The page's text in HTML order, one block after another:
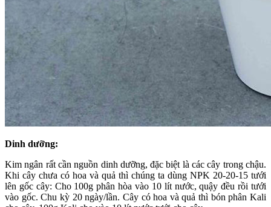
Dinh dưỡng:
Kim ngân rất cần nguồn dinh dưỡng, đặc biệt là các cây trong chậu.
Khi cây chưa có hoa và quả thì chúng ta dùng NPK 20-20-15 tưới
lên gốc cây: Cho 100g phân hòa vào 10 lít nước, quậy đều rồi tưới
vào gốc. Chu kỳ 20 ngày/lần. Cây có hoa và quả thì bón phân Kali